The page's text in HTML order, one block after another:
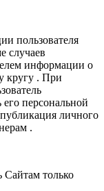
пользователя
случаев
информации о
кругу . При
его персональной
личного
.
Сайтам только